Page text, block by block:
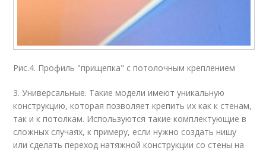
Рис.4. Профиль "прищепка" с потолочным креплением
3. Универсальные. Такие модели имеют уникальную
конструкцию, которая позволяет крепить их как к стенам,
так и к потолкам. Используются такие комплектующие в
сложных случаях, к примеру, если нужно создать нишу
или сделать переход натяжной конструкции со стены на